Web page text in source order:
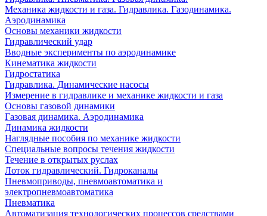
Механика жидкости и газа. Гидравлика. Газодинамика.
Аэродинамика
Основы механики жидкости
Гидравлический удар
Вводные эксперименты по аэродинамике
Кинематика жидкости
Гидростатика
Гидравлика. Динамические насосы
Измерение в гидравлике и механике жидкости и газа
Основы газовой динамики
Газовая динамика. Аэродинамика
Динамика жидкости
Наглядные пособия по механике жидкости
Специальные вопросы течения жидкости
Течение в открытых руслах
Лоток гидравлический. Гидроканалы
Пневмоприводы, пневмоавтоматика и
электропневмоавтоматика
Пневматика
Автоматизация технологических процессов средствами